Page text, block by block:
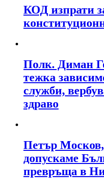
КОД изпрати
Полк. Диман
тежка
служби,
здраво
Петър
допускаме
превръща в